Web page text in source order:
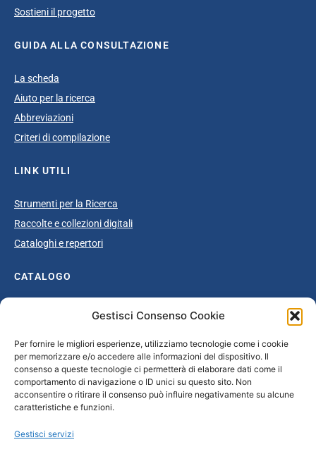
Gestisci Consenso Cookie
Per fornire le migliori esperienze, utilizziamo tecnologie come i cookie
per memorizzare e/o accedere alle informazioni del dispositivo. Il
consenso a queste tecnologie ci permetterà di elaborare dati come il
comportamento di navigazione o ID unici su questo sito. Non
acconsentire o ritirare il consenso può influire negativamente su alcune
caratteristiche e funzioni.
Gestisci servizi
Sostieni il progetto
GUIDA ALLA CONSULTAZIONE
La scheda
Aiuto per la ricerca
Abbreviazioni
Criteri di compilazione
LINK UTILI
Strumenti per la Ricerca
Raccolte e collezioni digitali
Cataloghi e repertori
CATALOGO
Catalogo completo
Età giolittiana
Grande Guerra e dopoguerra
Fascismo
Repubblica Sociale Italiana
Secondo dopoguerra / Età repubblicana